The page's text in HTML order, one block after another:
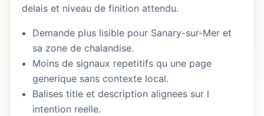
delais et niveau de finition attendu.
Demande plus lisible pour Sanary-sur-Mer et
sa zone de chalandise.
Moins de signaux repetitifs qu une page
generique sans contexte local.
Balises title et description alignees sur l
intention reelle.